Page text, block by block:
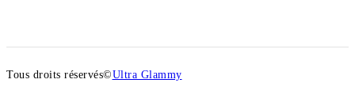
Tous droits réservés©Ultra Glammy